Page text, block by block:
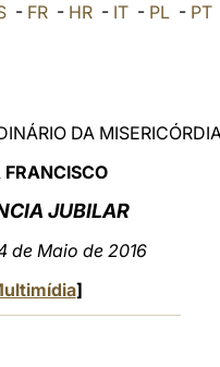
- FR- HR- IT- PL- PT
DA
FRANCISCO
JUBILAR
de Maio de 2016
]